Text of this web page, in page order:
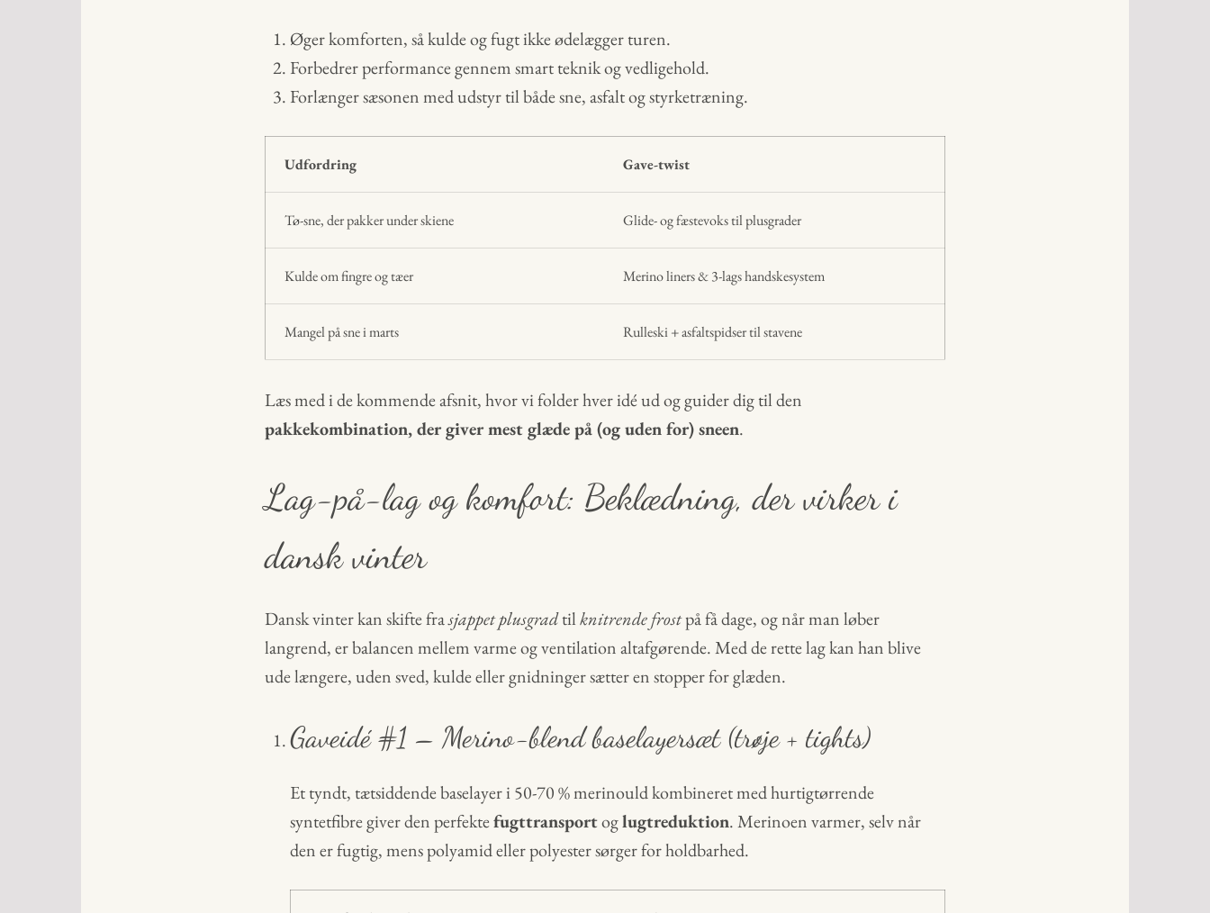
Øger komforten, så kulde og fugt ikke ødelægger turen.
Forbedrer performance gennem smart teknik og vedligehold.
Forlænger sæsonen med udstyr til både sne, asfalt og styrketræning.
Udfordring Gave-twist
Tø-sne, der pakker under skiene Glide- og fæstevoks til plusgrader
Kulde om fingre og tæer Merino liners & 3-lags handskesystem
Mangel på sne i marts Rulleski + asfaltspidser til stavene
Læs med i de kommende afsnit, hvor vi folder hver idé ud og guider dig til den
pakkekombination, der giver mest glæde på (og uden for) sneen.
Lag-på-lag og komfort: Beklædning, der virker i
dansk vinter
Dansk vinter kan skifte frasjappet plusgradtilknitrende frostpå få dage, og når man løber
langrend, er balancen mellem varme og ventilation altafgørende. Med de rette lag kan han blive
ude længere, uden sved, kulde eller gnidninger sætter en stopper for glæden.
Gaveidé #1 – Merino-blend baselayersæt (trøje + tights)
Et tyndt, tætsiddende baselayer i 50-70 % merinould kombineret med hurtigtørrende
syntetfibre giver den perfektefugttransportoglugtreduktion. Merinoen varmer, selv når
den er fugtig, mens polyamid eller polyester sørger for holdbarhed.